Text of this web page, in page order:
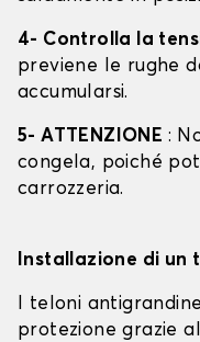
4- Controlla la
previene le rughe
accumularsi.
5- ATTENZIONE :
congela, poiché
carrozzeria.
Installazione di un
I teloni
protezione grazie